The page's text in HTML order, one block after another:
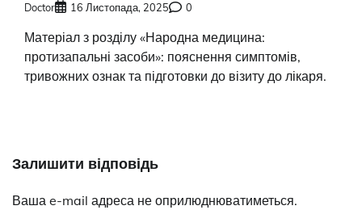
Doctor 16 Листопада, 2025 0
Матеріал з розділу «Народна медицина:
протизапальні засоби»: пояснення симптомів,
тривожних ознак та підготовки до візиту до лікаря.
Залишити відповідь
Ваша e-mail адреса не оприлюднюватиметься.